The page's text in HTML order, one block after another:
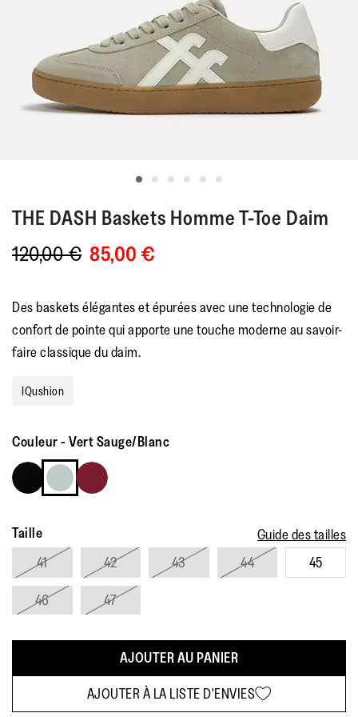
THE DASH Baskets Homme T-Toe Daim
120,00 € 85,00 €
Des baskets élégantes et épurées avec une technologie de
confort de pointe qui apporte une touche moderne au savoir-
faire classique du daim.
IQushion
Couleur- Vert Sauge/Blanc
Taille
Guide des tailles
41
42 43 44 45
46 47
AJOUTER AU PANIER
AJOUTER À LA LISTE D'ENVIES